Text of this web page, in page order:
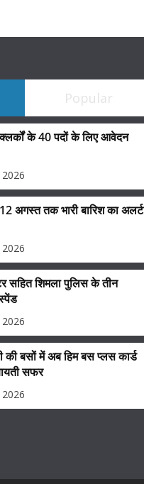
Popular
के 40 पदों के लिए आवेदन
अगस्त तक भारी बारिश का अलर्ट
सहित शिमला पुलिस के तीन
की बसों में अब हिम बस प्लस कार्ड
सफर